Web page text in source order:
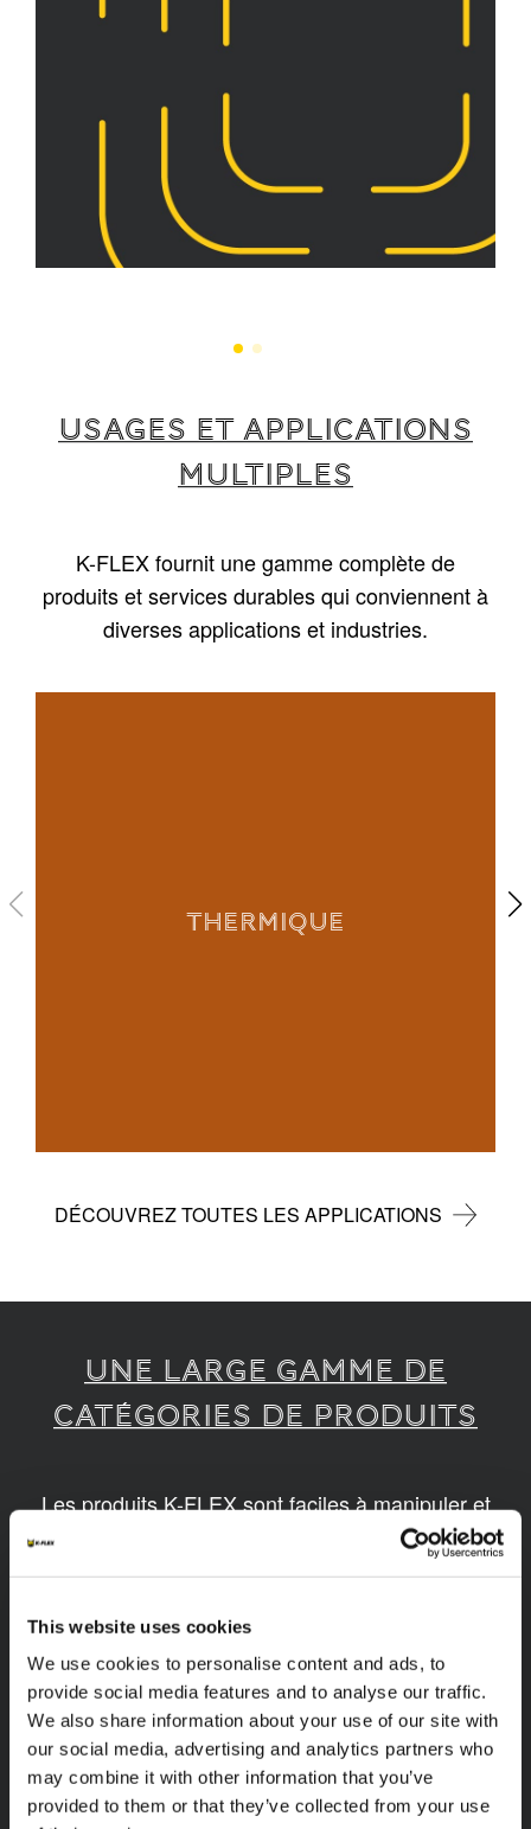
This website uses cookies
We use cookies to personalise content and ads, to
provide social media features and to analyse our traffic.
We also share information about your use of our site with
our social media, advertising and analytics partners who
may combine it with other information that you’ve
provided to them or that they’ve collected from your use
USAGES ET APPLICATIONS
MULTIPLES
K-FLEX fournit une gamme complète de
produits et services durables qui conviennent à
diverses applications et industries.
THERMIQUE
DÉCOUVREZ TOUTES LES APPLICATIONS
UNE LARGE GAMME DE
CATÉGORIES DE PRODUITS
Les produits K-FLEX sont faciles à manipuler et
assembler. Nos produits sont disponibles en
différentes dimensions et basés sur des
1/